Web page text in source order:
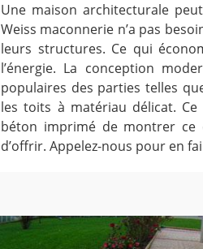
Une maison architecturale
Weiss maconnerie n’a pas
leurs structures. Ce qui
l’énergie. La conception
populaires des parties telles
les toits à matériau délicat.
béton imprimé de montrer ce
d’offrir. Appelez-nous pour en